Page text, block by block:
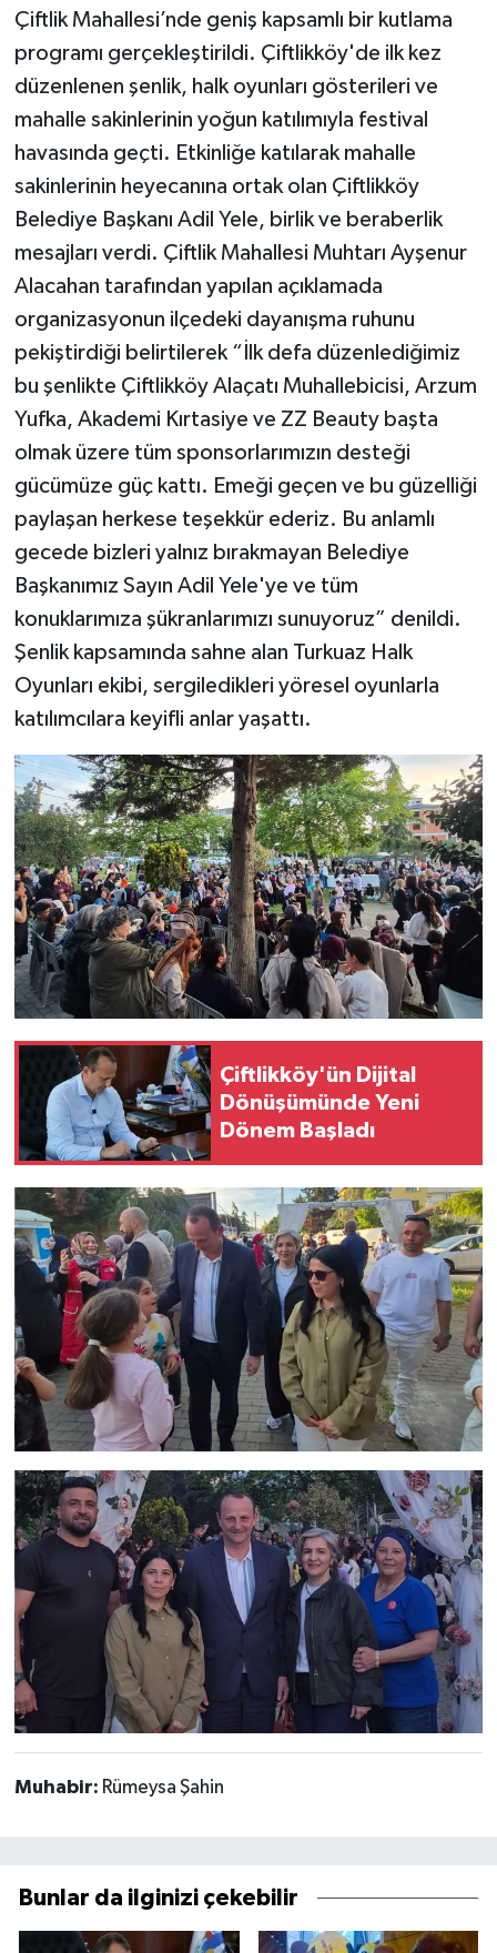
Çiftlik Mahallesi’nde geniş kapsamlı bir kutlama
programı gerçekleştirildi. Çiftlikköy'de ilk kez
düzenlenen şenlik, halk oyunları gösterileri ve
mahalle sakinlerinin yoğun katılımıyla festival
havasında geçti. Etkinliğe katılarak mahalle
sakinlerinin heyecanına ortak olan Çiftlikköy
Belediye Başkanı Adil Yele, birlik ve beraberlik
mesajları verdi. Çiftlik Mahallesi Muhtarı Ayşenur
Alacahan tarafından yapılan açıklamada
organizasyonun ilçedeki dayanışma ruhunu
pekiştirdiği belirtilerek “İlk defa düzenlediğimiz
bu şenlikte Çiftlikköy Alaçatı Muhallebicisi, Arzum
Yufka, Akademi Kırtasiye ve ZZ Beauty başta
olmak üzere tüm sponsorlarımızın desteği
gücümüze güç kattı. Emeği geçen ve bu güzelliği
paylaşan herkese teşekkür ederiz. Bu anlamlı
gecede bizleri yalnız bırakmayan Belediye
Başkanımız Sayın Adil Yele'ye ve tüm
konuklarımıza şükranlarımızı sunuyoruz” denildi.
Şenlik kapsamında sahne alan Turkuaz Halk
Oyunları ekibi, sergiledikleri yöresel oyunlarla
katılımcılara keyifli anlar yaşattı.
Çiftlikköy'ün Dijital
Dönüşümünde Yeni
Dönem Başladı
Muhabir: Rümeysa Şahin
Bunlar da ilginizi çekebilir